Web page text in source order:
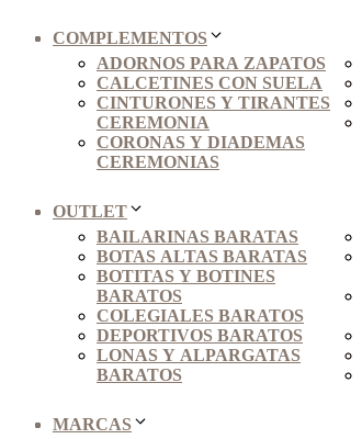
COMPLEMENTOS
ADORNOS PARA ZAPATOS
CALCETINES CON SUELA
CINTURONES Y TIRANTES
CEREMONIA
CORONAS Y DIADEMAS
CEREMONIAS
OUTLET
BAILARINAS BARATAS
BOTAS ALTAS BARATAS
BOTITAS Y BOTINES
BARATOS
COLEGIALES BARATOS
DEPORTIVOS BARATOS
LONAS Y ALPARGATAS
BARATOS
MARCAS